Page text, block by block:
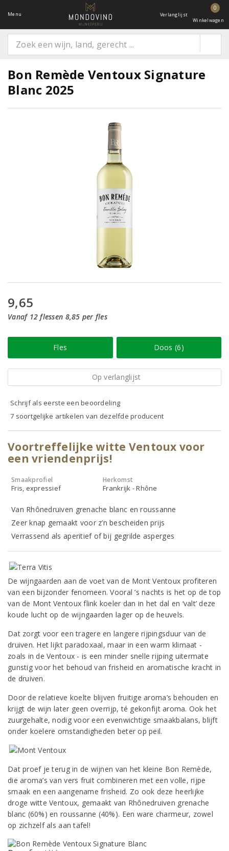
Menu Verlanglijst
0
Winkelwagen
Bon Remède Ventoux Signature
Blanc 2025
9,65
Vanaf 12 flessen 8,85 per fles
Fles Doos (6)
Op verlanglijst
Schrijf als eerste een beoordeling
7 soortgelijke artikelen van dezelfde producent
Voortreffelijke witte Ventoux voor
een vriendenprijs!
Smaakprofiel
Fris, expressief
Herkomst
Frankrijk - Rhône
Van Rhônedruiven grenache blanc en roussanne
Zeer knap gemaakt voor z’n bescheiden prijs
Verrassend als aperitief of bij gegrilde asperges
De wijngaarden aan de voet van de Mont Ventoux profiteren
van een bijzonder fenomeen. Vooral ’s nachts is het op de top
van de Mont Ventoux flink koeler dan in het dal en ‘valt’ deze
koude lucht op de wijngaarden lager op de heuvels.
Dat zorgt voor een tragere en langere rijpingsduur van de
druiven. Het lijkt paradoxaal, maar in een warm klimaat -
zoals in de Ventoux - is een minder snelle rijping uitermate
gunstig voor het behoud van frisheid en aromatische kracht in
de druiven.
Door de relatieve koelte blijven fruitige aroma’s behouden en
krijgt de wijn later geen overrijp, té gekonfijt aroma. Ook het
zuurgehalte, nodig voor een evenwichtige smaakbalans, blijft
onder koelere omstandigheden beter op peil.
Dat proef je terug in de wijnen van het kleine Bon Remède,
die aroma’s van vers fruit combineren met een volle, rijpe
smaak en een aangename frisheid. Zo ook deze heerlijke
droge witte Ventoux, gemaakt van Rhônedruiven grenache
blanc (60%) en roussanne (40%). Een ware charmeur, zowel
op zichzelf als aan tafel!